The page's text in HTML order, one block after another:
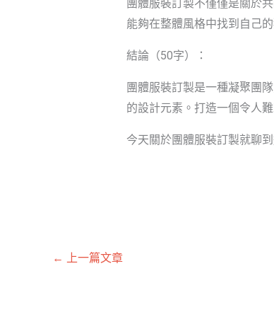
團體服裝訂製不僅僅是關於
能夠在整體風格中找到自己
結論（50字）：
團體服裝訂製是一種凝聚團
的設計元素。打造一個令人
今天關於團體服裝訂製就聊
← 上一篇文章